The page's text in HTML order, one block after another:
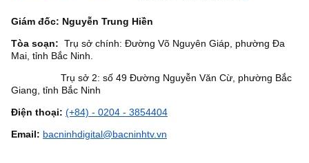
Giám đốc: Nguyễn Trung Hiền
Tòa soạn: Trụ sở chính: Đường Võ Nguyên Giáp, phường Đa
Mai, tỉnh Bắc Ninh.
Trụ sở 2: số 49 Đường Nguyễn Văn Cừ, phường Bắc
Giang, tỉnh Bắc Ninh
Điện thoại: (+84) - 0204 - 3854404
Email: bacninhdigital@bacninhtv.vn